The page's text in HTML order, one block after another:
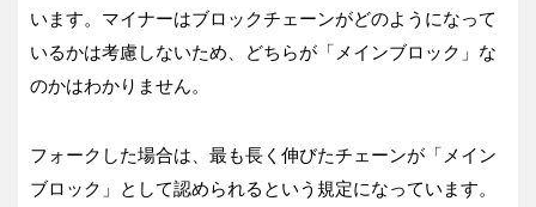
います。マイナーはブロックチェーンがどのようになって
いるかは考慮しないため、どちらが「メインブロック」な
のかはわかりません。
フォークした場合は、最も長く伸びたチェーンが「メイン
ブロック」として認められるという規定になっています。